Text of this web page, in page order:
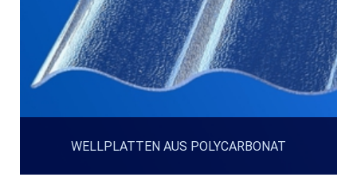
WELLPLATTEN AUS POLYCARBONAT